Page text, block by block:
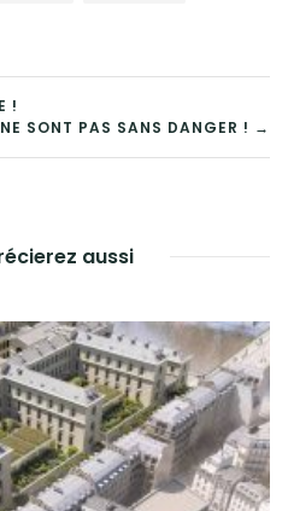
!
NE SONT PAS SANS DANGER ! →
aussi